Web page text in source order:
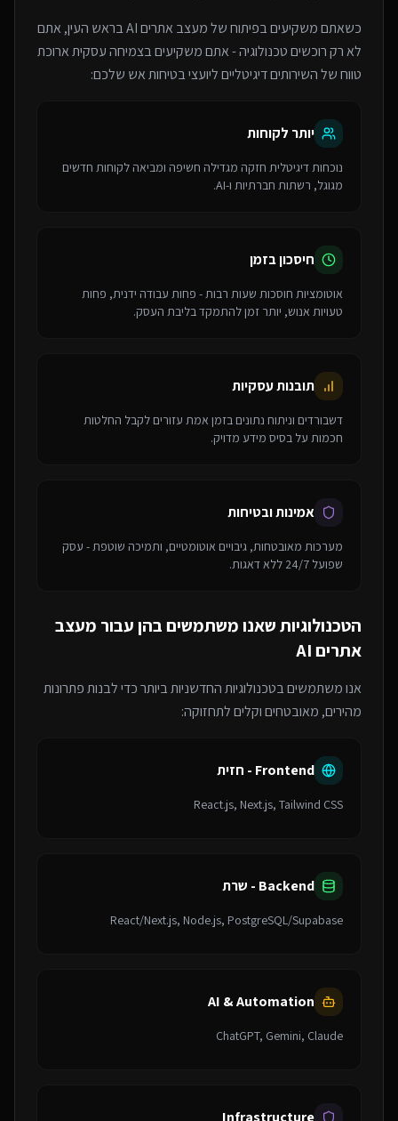
כשאתם משקיעים בפיתוח שלמעצב אתרים AI בראש העין, אתם
לא רק רוכשים טכנולוגיה - אתם משקיעים בצמיחה עסקית ארוכת
טווח של השירותים דיגיטליים ליועצי בטיחות אש שלכם:
יותר לקוחות
נוכחות דיגיטלית חזקה מגדילה חשיפה ומביאה לקוחות חדשים
מגוגל, רשתות חברתיות ו-AI.
חיסכון בזמן
אוטומציות חוסכות שעות רבות - פחות עבודה ידנית, פחות
טעויות אנוש, יותר זמן להתמקד בליבת העסק.
תובנות עסקיות
דשבורדים וניתוח נתונים בזמן אמת עזורים לקבל החלטות
חכמות על בסיס מידע מדויק.
אמינות ובטיחות
מערכות מאובטחות, גיבויים אוטומטיים, ותמיכה שוטפת - עסק
שפועל 24/7 ללא דאגות.
הטכנולוגיות שאנו משתמשים בהן עבור מעצב
אתרים AI
אנו משתמשים בטכנולוגיות החדשניות ביותר כדי לבנות פתרונות
מהירים, מאובטחים וקלים לתחזוקה:
Frontend - חזית
React.js, Next.js, Tailwind CSS
Backend - שרת
React/Next.js, Node.js, PostgreSQL/Supabase
AI & Automation
ChatGPT, Gemini, Claude
Infrastructure